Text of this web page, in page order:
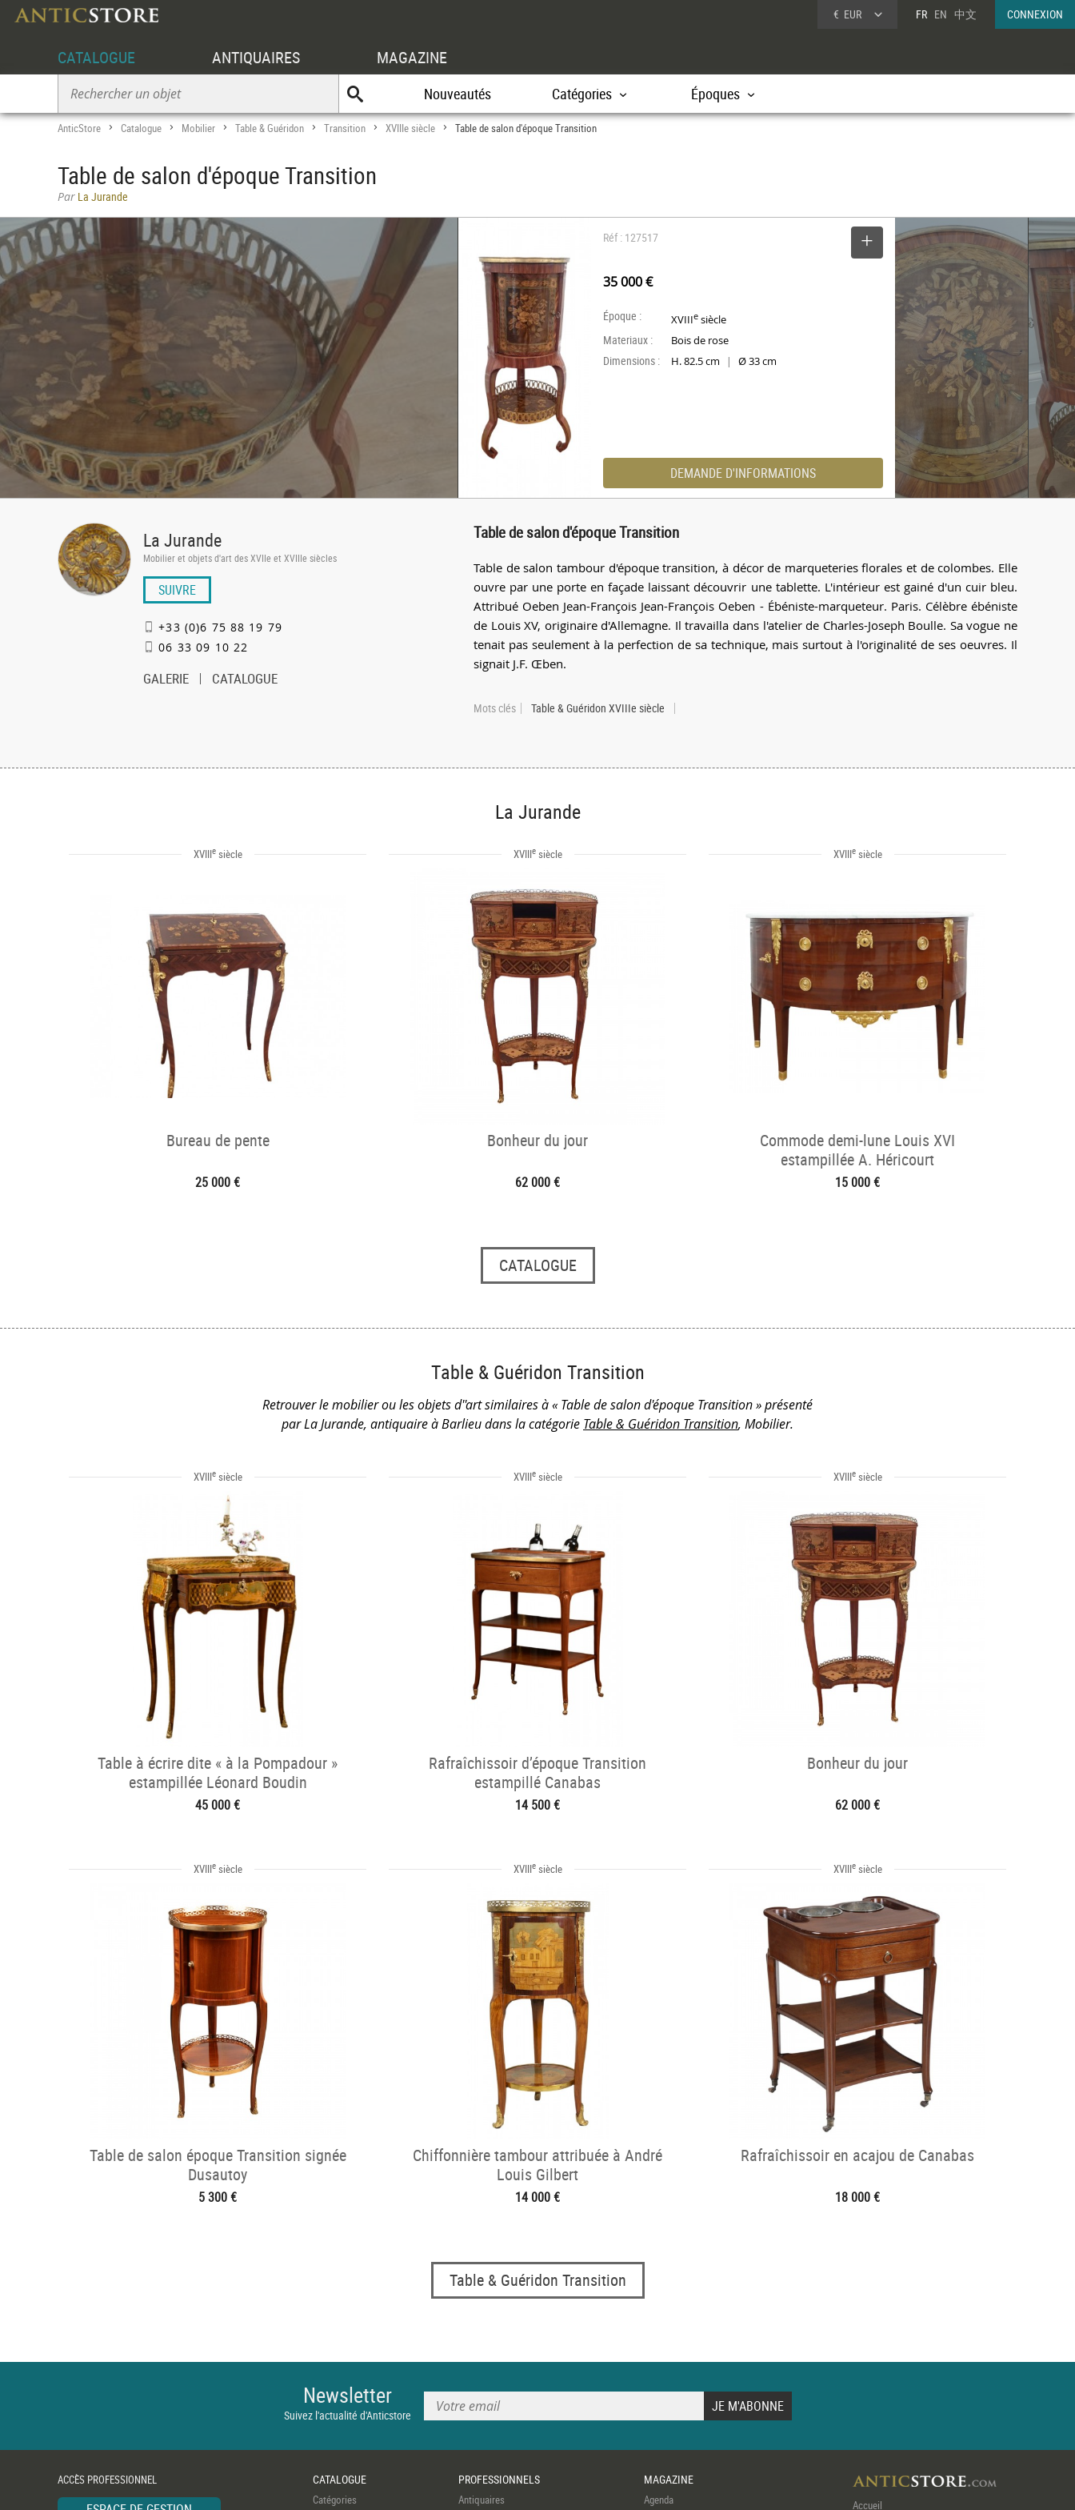
€ EUR FR EN 中文 CONNEXION
CATALOGUE ANTIQUAIRES MAGAZINE
Nouveautés Catégories Époques
AnticStore > Catalogue > Mobilier > Table & Guéridon > Transition > XVIIIe siècle > Table de salon d'époque Transition
Table de salon d'époque Transition
Par La Jurande
Réf : 127517
35 000 €
Époque : XVIIIe siècle
Materiaux : Bois de rose
Dimensions : H. 82.5 cm | Ø 33 cm
DEMANDE D'INFORMATIONS
La Jurande
Mobilier et objets d'art des XVIIe et XVIIIe siècles
SUIVRE
+33 (0)6 75 88 19 79
06 33 09 10 22
GALERIE CATALOGUE
Table de salon d'époque Transition
Table de salon tambour d'époque transition, à décor de marqueteries florales et de colombes. Elle
ouvre par une porte en façade laissant découvrir une tablette. L'intérieur est gainé d'un cuir bleu.
Attribué Oeben Jean-François Jean-François Oeben - Ébéniste-marqueteur. Paris. Célèbre ébéniste
de Louis XV, originaire d'Allemagne. Il travailla dans l'atelier de Charles-Joseph Boulle. Sa vogue ne
tenait pas seulement à la perfection de sa technique, mais surtout à l'originalité de ses oeuvres. Il
signait J.F. Œben.
Mots clés Table & Guéridon XVIIIe siècle
La Jurande
XVIIIesiècle
Bureau de pente
25 000 €
XVIIIesiècle
Bonheur du jour
62 000 €
XVIIIesiècle
Commode demi-lune Louis XVI
estampillée A. Héricourt
15 000 €
CATALOGUE
Table & Guéridon Transition
Retrouver le mobilier ou les objets d''art similaires à « Table de salon d'époque Transition » présenté
par La Jurande, antiquaire à Barlieu dans la catégorie Table & Guéridon Transition, Mobilier.
XVIIIesiècle
Table à écrire dite « à la Pompadour »
estampillée Léonard Boudin
45 000 €
XVIIIesiècle
Rafraîchissoir d’époque Transition
estampillé Canabas
14 500 €
XVIIIesiècle
Bonheur du jour
62 000 €
XVIIIesiècle
Table de salon époque Transition signée
Dusautoy
5 300 €
XVIIIesiècle
Chiffonnière tambour attribuée à André
Louis Gilbert
14 000 €
XVIIIesiècle
Rafraîchissoir en acajou de Canabas
18 000 €
Table & Guéridon Transition
Newsletter
Suivez l'actualité d'Anticstore
ACCÈS PROFESSIONNEL CATALOGUE
Catégories
PROFESSIONNELS
Antiquaires
MAGAZINE
Agenda Accueil